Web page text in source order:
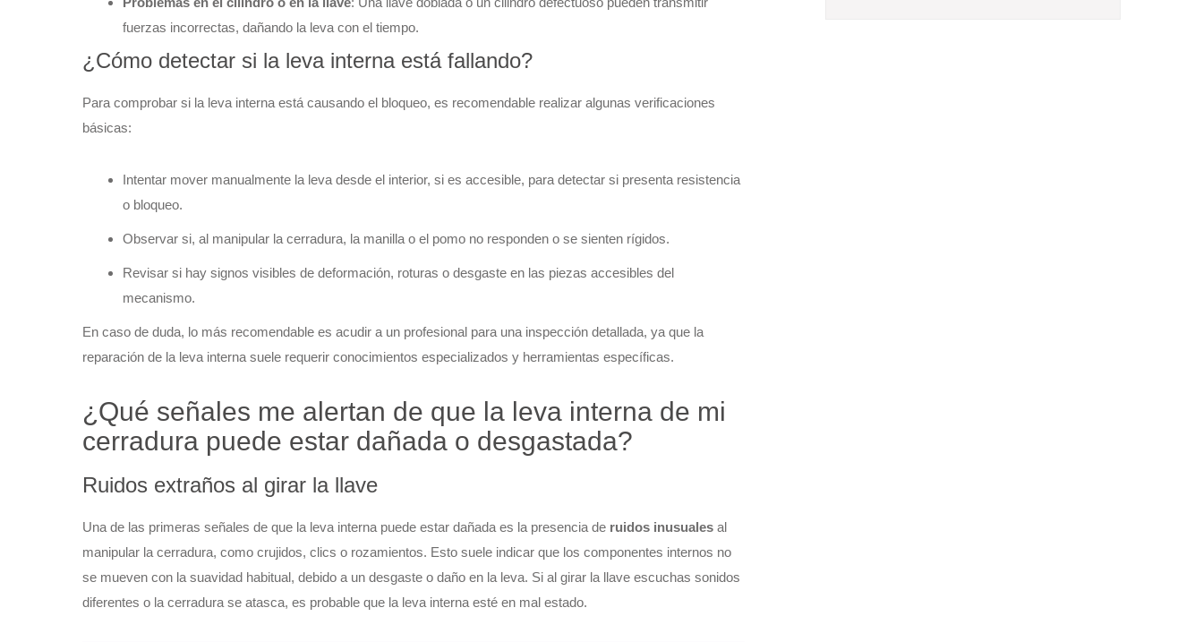
fuerzas incorrectas, dañando la leva con el tiempo.
¿Cómo detectar si la leva interna está fallando?
Para comprobar si la leva interna está causando el bloqueo, es recomendable realizar algunas verificaciones
básicas:
Intentar mover manualmente la leva desde el interior, si es accesible, para detectar si presenta resistencia
o bloqueo.
Observar si, al manipular la cerradura, la manilla o el pomo no responden o se sienten rígidos.
Revisar si hay signos visibles de deformación, roturas o desgaste en las piezas accesibles del
mecanismo.
En caso de duda, lo más recomendable es acudir a un profesional para una inspección detallada, ya que la
reparación de la leva interna suele requerir conocimientos especializados y herramientas específicas.
¿Qué señales me alertan de que la leva interna de mi
cerradura puede estar dañada o desgastada?
Ruidos extraños al girar la llave
Una de las primeras señales de que la leva interna puede estar dañada es la presencia de ruidos inusuales al
manipular la cerradura, como crujidos, clics o rozamientos. Esto suele indicar que los componentes internos no
se mueven con la suavidad habitual, debido a un desgaste o daño en la leva. Si al girar la llave escuchas sonidos
diferentes o la cerradura se atasca, es probable que la leva interna esté en mal estado.